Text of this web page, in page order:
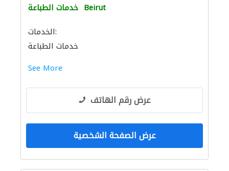
خدمات الطباعة Beirut
الخدمات:
خدمات الطباعة
See More
عرض رقم الهاتف
عرض الصفحة الشخصية